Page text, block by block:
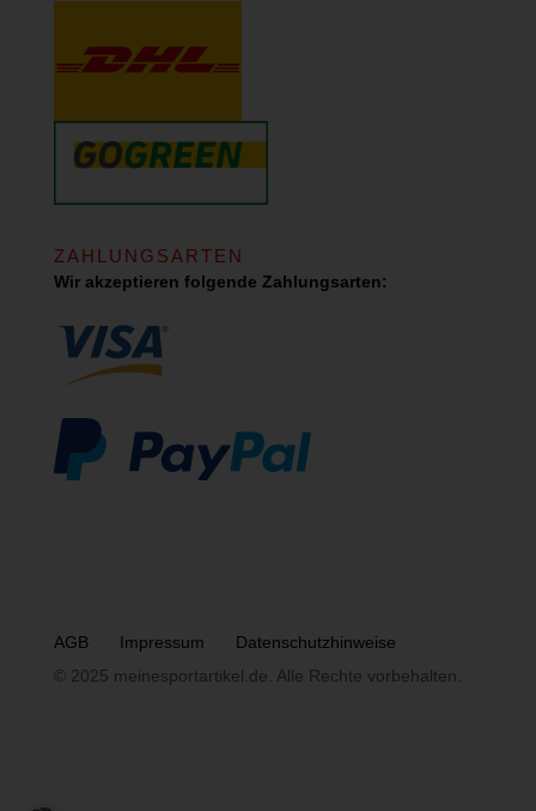
ZAHLUNGSARTEN
Wir akzeptieren folgende Zahlungsarten:
AGB Impressum
Datenschutzhinweise
© 2025 meinesportartikel.de. Alle Rechte vorbehalten.